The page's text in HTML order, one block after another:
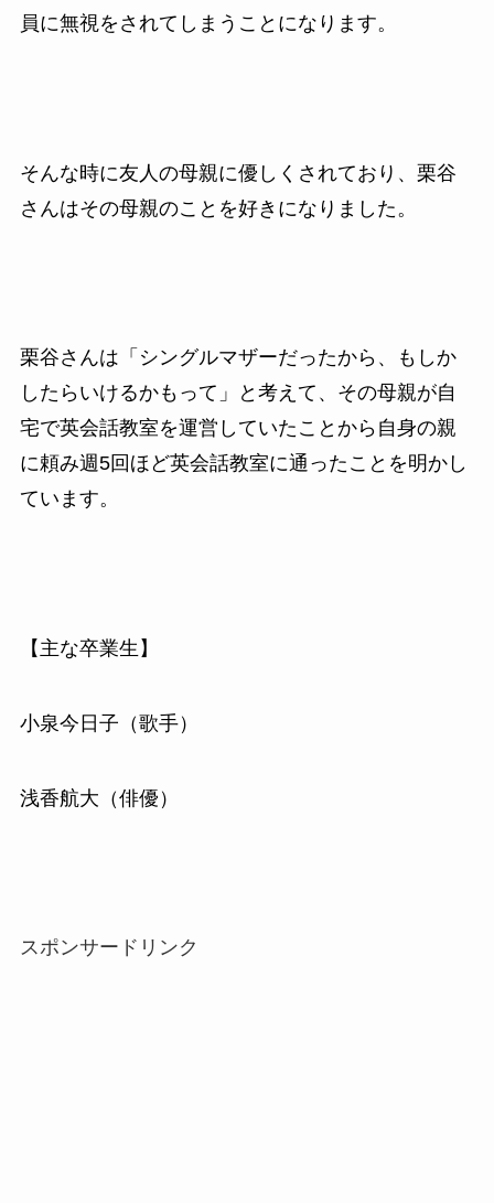
員に無視をされてしまうことになります。
そんな時に友人の母親に優しくされており、栗谷
さんはその母親のことを好きになりました。
栗谷さんは「シングルマザーだったから、もしか
したらいけるかもって」と考えて、その母親が自
宅で英会話教室を運営していたことから自身の親
に頼み週5回ほど英会話教室に通ったことを明かし
ています。
【主な卒業生】
小泉今日子（歌手）
浅香航大（俳優）
スポンサードリンク